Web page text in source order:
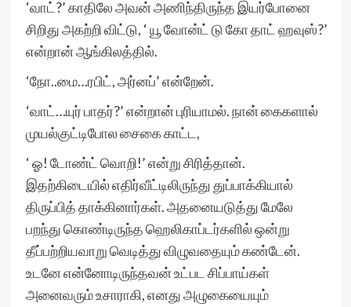
‘வாட்?’ காதிலே அவன் அணிந்திருந்த இயர்போனை
சிறிது அகற்றி விட்டு, ‘ யூ வோன்ட் டு கோ தாட் ஹவுஸ்?’
என்றான் ஆங்கிலத்தில்.
‘நோ..மை…ரபிட், அர்னப்’ என்றேன்.
‘வாட்…யுர் பாதர்?’ என்றான் புரியாமல். நான் கைகளால்
முயல்குட்டிபோல சைகை காட்ட,
‘ ஓ! டோண்ட் வொறி!’ என்று சிரித்தான்.
இதற்கிடையில் எதிர்வீட்டிலிருந்து துப்பாக்கியால்
திருப்பித் தாக்கினார்கள். அதனையடுத்து மேலே
பறந்து கொண்டிருந்த ஹெலிகாப்டர்களில் ஒன்று
தீப்பற்றியவாறு வெடித்து விழுவதையும் கண்டேன்.
உடனே என்னோடிருந்தவன் உட்பட சிப்பாய்கள்
அனைவரும் உசாராகி, எனது அழுகையையும்